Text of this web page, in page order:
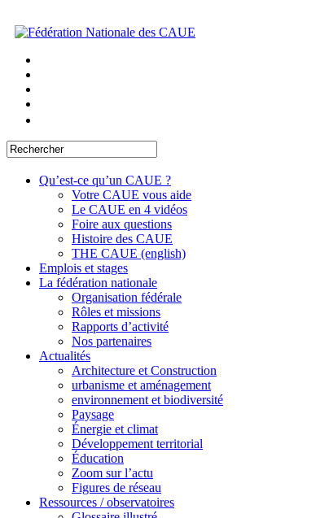
Qu’est-ce qu’un CAUE ?
Votre CAUE vous aide
Le CAUE en 4 vidéos
Foire aux questions
Histoire des CAUE
THE CAUE (english)
Emplois et stages
La fédération nationale
Organisation fédérale
Rôles et missions
Rapports d’activité
Nos partenaires
Actualités
Architecture et Construction
urbanisme et aménagement
environnement et biodiversité
Paysage
Énergie et climat
Développement territorial
Éducation
Zoom sur l’actu
Figures de réseau
Ressources / observatoires